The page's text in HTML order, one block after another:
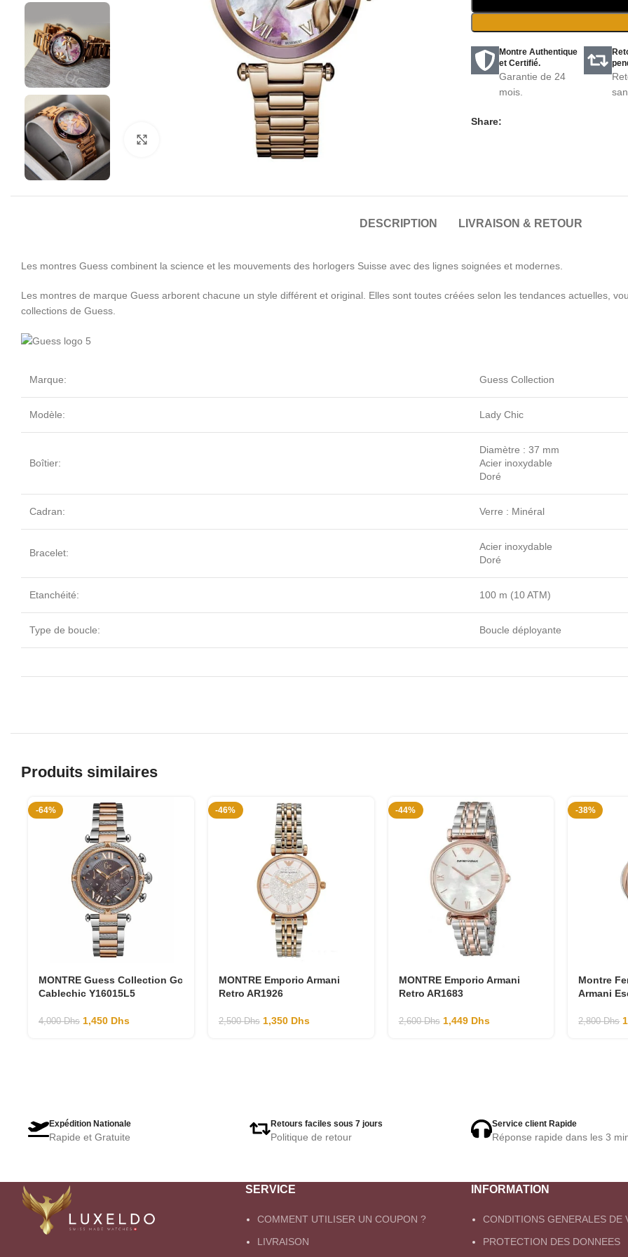
Montre Authentique
et Certifié.
Garantie de 24
mois.
Share:
DESCRIPTION LIVRAISON & RETOUR
Les montres Guess combinent la science et les mouvements des horlogers Suisse avec des lignes soignées et modernes.
Les montres de marque Guess arborent chacune un style différent et original. Elles sont toutes créées selon les tendances actuelles,
collections de Guess.
Marque: Guess Collection
Modèle: Lady Chic
Boîtier:
Diamètre : 37 mm
Acier inoxydable
Doré
Cadran: Verre : Minéral
Bracelet:
Acier inoxydable
Doré
Etanchéité: 100 m (10 ATM)
Type de boucle: Boucle déployante
Produits similaires
-64%
MONTRE Guess Collection Gc
Cablechic Y16015L5
4,000Dhs 1,450 Dhs
-46%
MONTRE Emporio Armani
Retro AR1926
2,500Dhs 1,350 Dhs
-44%
MONTRE Emporio Armani
Retro AR1683
2,600Dhs 1,449 Dhs
-38%
Montre
Armani
2,800Dhs
Expédition Nationale
Rapide et Gratuite
Retours faciles sous 7 jours
Politique de retour
Service client Rapide
Réponse rapide dans les 3
SERVICE
COMMENT UTILISER UN COUPON ?
LIVRAISON
INFORMATION
CONDITIONS GENERALES DE
PROTECTION DES DONNEES